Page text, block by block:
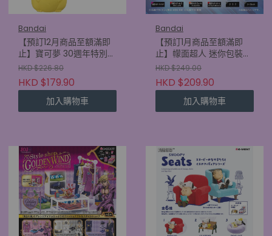
Bandai
【預訂12月商品至額滿即
止】寶可夢 30週年特別版
公仔 SP vol. (原盒12包)
(4570117935251)
HKD $226.80
HKD $179.90
加入購物車
Bandai
【預訂1月商品至額滿即
止】幪面超人 迷你包裝吊
飾 & 朱古力餅乾 2 (原盒
10件) (4570117931505)
HKD $249.00
HKD $209.90
加入購物車